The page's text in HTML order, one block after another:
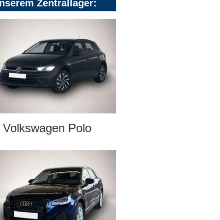
Zentrallager:
Volkswagen Polo